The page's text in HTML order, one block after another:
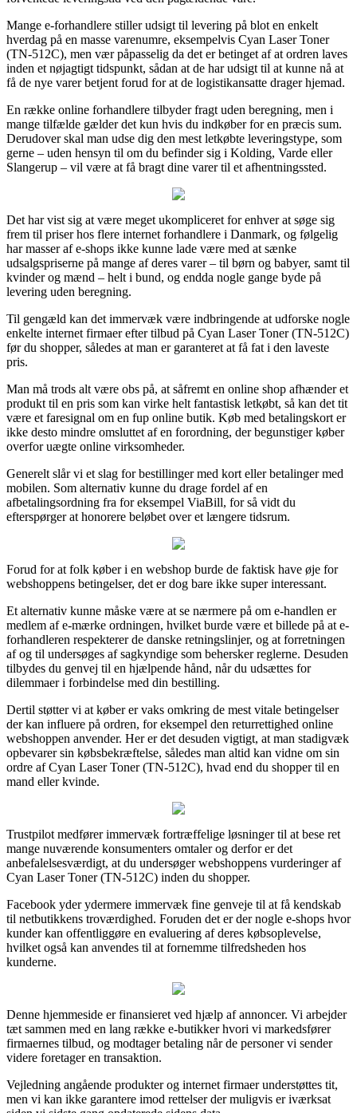
Mange e-forhandlere stiller udsigt til levering på blot en enkelt
hverdag på en masse varenumre, eksempelvis Cyan Laser Toner
(TN-512C), men vær påpasselig da det er betinget af at ordren laves
inden et nøjagtigt tidspunkt, sådan at de har udsigt til at kunne nå at
få de nye varer betjent forud for at de logistikansatte drager hjemad.
En række online forhandlere tilbyder fragt uden beregning, men i
mange tilfælde gælder det kun hvis du indkøber for en præcis sum.
Derudover skal man udse dig den mest letkøbte leveringstype, som
gerne – uden hensyn til om du befinder sig i Kolding, Varde eller
Slangerup – vil være at få bragt dine varer til et afhentningssted.
Det har vist sig at være meget ukompliceret for enhver at søge sig
frem til priser hos flere internet forhandlere i Danmark, og følgelig
har masser af e-shops ikke kunne lade være med at sænke
udsalgspriserne på mange af deres varer – til børn og babyer, samt til
kvinder og mænd – helt i bund, og endda nogle gange byde på
levering uden beregning.
Til gengæld kan det immervæk være indbringende at udforske nogle
enkelte internet firmaer efter tilbud på Cyan Laser Toner (TN-512C)
før du shopper, således at man er garanteret at få fat i den laveste
pris.
Man må trods alt være obs på, at såfremt en online shop afhænder et
produkt til en pris som kan virke helt fantastisk letkøbt, så kan det tit
være et faresignal om en fup online butik. Køb med betalingskort er
ikke desto mindre omsluttet af en forordning, der begunstiger køber
overfor uægte online virksomheder.
Generelt slår vi et slag for bestillinger med kort eller betalinger med
mobilen. Som alternativ kunne du drage fordel af en
afbetalingsordning fra for eksempel ViaBill, for så vidt du
efterspørger at honorere beløbet over et længere tidsrum.
Forud for at folk køber i en webshop burde de faktisk have øje for
webshoppens betingelser, det er dog bare ikke super interessant.
Et alternativ kunne måske være at se nærmere på om e-handlen er
medlem af e-mærke ordningen, hvilket burde være et billede på at e-
forhandleren respekterer de danske retningslinjer, og at forretningen
af og til undersøges af sagkyndige som behersker reglerne. Desuden
tilbydes du genvej til en hjælpende hånd, når du udsættes for
dilemmaer i forbindelse med din bestilling.
Dertil støtter vi at køber er vaks omkring de mest vitale betingelser
der kan influere på ordren, for eksempel den returrettighed online
webshoppen anvender. Her er det desuden vigtigt, at man stadigvæk
opbevarer sin købsbekræftelse, således man altid kan vidne om sin
ordre af Cyan Laser Toner (TN-512C), hvad end du shopper til en
mand eller kvinde.
Trustpilot medfører immervæk fortræffelige løsninger til at bese ret
mange nuværende konsumenters omtaler og derfor er det
anbefalelsesværdigt, at du undersøger webshoppens vurderinger af
Cyan Laser Toner (TN-512C) inden du shopper.
Facebook yder ydermere immervæk fine genveje til at få kendskab
til netbutikkens troværdighed. Foruden det er der nogle e-shops hvor
kunder kan offentliggøre en evaluering af deres købsoplevelse,
hvilket også kan anvendes til at fornemme tilfredsheden hos
kunderne.
Denne hjemmeside er finansieret ved hjælp af annoncer. Vi arbejder
tæt sammen med en lang række e-butikker hvori vi markedsfører
firmaernes tilbud, og modtager betaling når de personer vi sender
videre foretager en transaktion.
Vejledning angående produkter og internet firmaer understøttes tit,
men vi kan ikke garantere imod rettelser der muligvis er iværksat